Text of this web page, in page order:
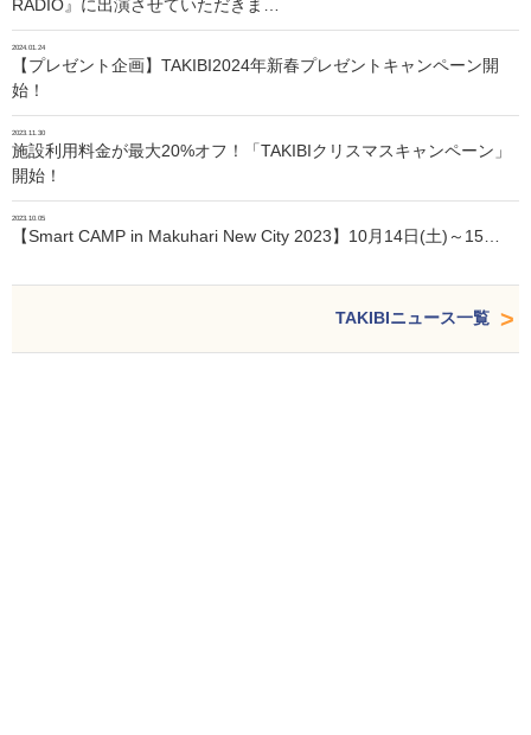
RADIO』に出演させていただきま…
2024.01.24
【プレゼント企画】TAKIBI2024年新春プレゼントキャンペーン開
始！
2023.11.30
施設利用料金が最大20%オフ！「TAKIBIクリスマスキャンペーン」
開始！
2023.10.05
【Smart CAMP in Makuhari New City 2023】10月14日(土)～15…
TAKIBIニュース一覧